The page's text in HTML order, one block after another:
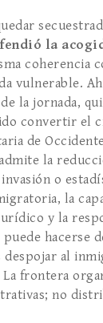
la
coherencia
vulnerable.
la jornada,
convertir el
de
la
o
la
y la
hacerse
despojar al
frontera
no